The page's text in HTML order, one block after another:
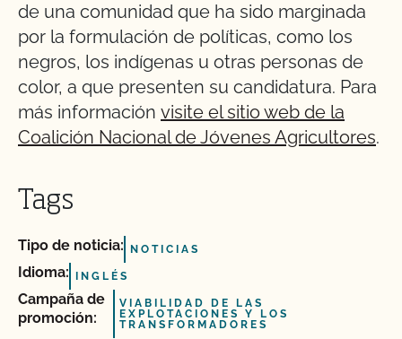
de una comunidad que ha sido marginada
por la formulación de políticas, como los
negros, los indígenas u otras personas de
color, a que presenten su candidatura. Para
más información visite el sitio web de la
Coalición Nacional de Jóvenes Agricultores.
Tags
Tipo de noticia: NOTICIAS
Idioma: INGLÉS
Campaña de
promoción:
VIABILIDAD DE LAS
EXPLOTACIONES Y LOS
TRANSFORMADORES